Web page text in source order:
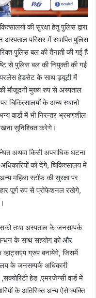
की सुरक्षा हेतु पुलिस द्वारा
परिसर में स्थापित पुलिस
पुलिस बल की तैनाती की गई है
से पुलिस बल की नियुक्ती की गई
हेडसेट के साथ ड्यूटी में
मौजूदगी मुख्य रुप से अस्पताल
चिकित्सालयों के अन्य स्थानो
वार्डो में भी निरन्तर भ्रमणशील
सुनिश्चित करेगे।
अथवा किसी अपराधिक घटना
को देगे, चिकित्सालय में
महिला स्टॉफ की सुरक्षा पर
पूर्ण रुप से प्रोफेशनल रखेगे,
तथा अस्पताल के जनसम्पर्क
के साथ सहयोग को और
व्हाट्सएप ग्रुप बनायेगे, जिसमें
के जनसम्पर्क अधिकारी
हेड ,एमरजेन्सी वार्ड में
के अतिरिक्त अन्य ऐसे व्यक्ति